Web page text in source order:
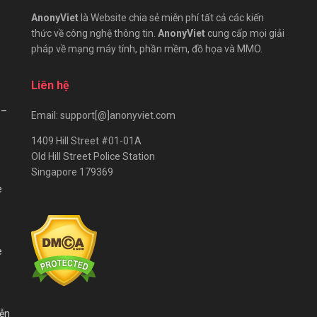
AnonyViet là Website chia sẻ miễn phí tất cả các kiến
thức về công nghệ thông tin. AnonyViet cung cấp mọi giải
pháp về mạng máy tính, phần mềm, đồ họa và MMO.
Liên hệ
Email: support[@]anonyviet.com
1409 Hill Street #01-01A
Old Hill Street Police Station
Singapore 179369